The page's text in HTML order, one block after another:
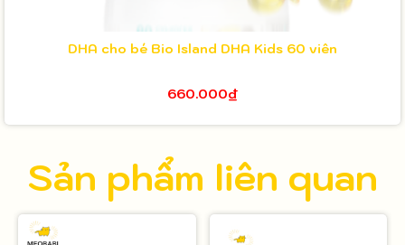
DHA cho bé Bio Island DHA Kids 60 viên
660.000₫
Sản phẩm liên quan